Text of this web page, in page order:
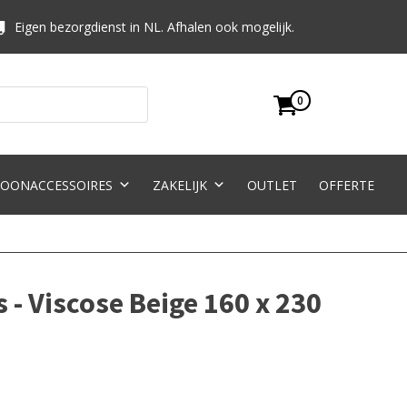
Eigen bezorgdienst in NL. Afhalen ook mogelijk.
0
ZAKELIJK OUTLET OFFERTE
Viscose Beige 160 x 230